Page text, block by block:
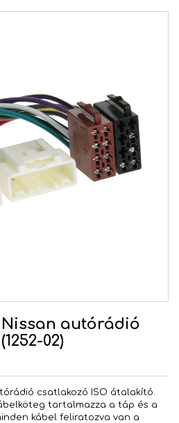
Nissan autórádió
02)
csatlakozó ISO átalakító.
tartalmazza a táp és a
kábel feliratozva van a